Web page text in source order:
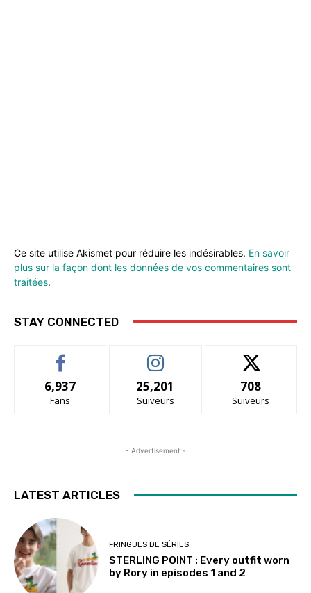
Ce site utilise Akismet pour réduire les indésirables. En savoir
plus sur la façon dont les données de vos commentaires sont
traitées.
STAY CONNECTED
6,937
Fans
25,201
Suiveurs
708
Suiveurs
- Advertisement -
LATEST ARTICLES
FRINGUES DE SÉRIES
STERLING POINT : Every outfit worn
by Rory in episodes 1 and 2